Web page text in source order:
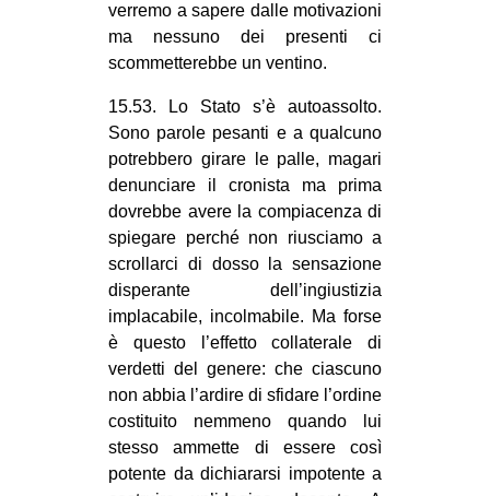
verremo a sapere dalle motivazioni
ma nessuno dei presenti ci
scommetterebbe un ventino.
15.53. Lo Stato s’è autoassolto.
Sono parole pesanti e a qualcuno
potrebbero girare le palle, magari
denunciare il cronista ma prima
dovrebbe avere la compiacenza di
spiegare perché non riusciamo a
scrollarci di dosso la sensazione
disperante dell’ingiustizia
implacabile, incolmabile. Ma forse
è questo l’effetto collaterale di
verdetti del genere: che ciascuno
non abbia l’ardire di sfidare l’ordine
costituito nemmeno quando lui
stesso ammette di essere così
potente da dichiararsi impotente a